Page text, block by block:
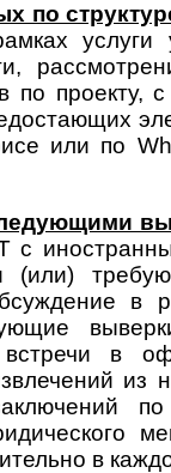
по
услуги
по
или по
с
(или)
в
в
из
в